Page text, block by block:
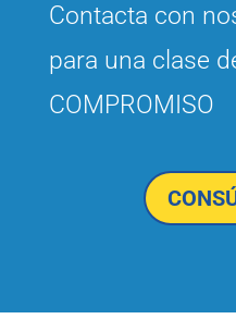
Contacta con
para una clase
COMPROMISO